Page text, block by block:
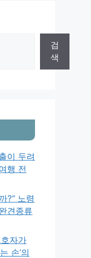
검
색
이 두려
행 전
?” 노령
견종류
자가
손’의